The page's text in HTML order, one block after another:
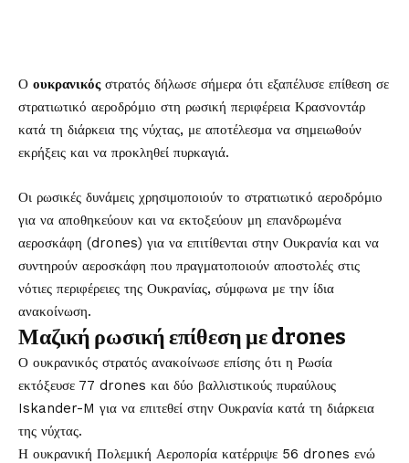
Ο ουκρανικός στρατός δήλωσε σήμερα ότι εξαπέλυσε επίθεση σε
στρατιωτικό αεροδρόμιο στη ρωσική περιφέρεια Κρασνοντάρ
κατά τη διάρκεια της νύχτας, με αποτέλεσμα να σημειωθούν
εκρήξεις και να προκληθεί πυρκαγιά.
Οι ρωσικές δυνάμεις χρησιμοποιούν το στρατιωτικό αεροδρόμιο
για να αποθηκεύουν και να εκτοξεύουν μη επανδρωμένα
αεροσκάφη (drones) για να επιτίθενται στην Ουκρανία και να
συντηρούν αεροσκάφη που πραγματοποιούν αποστολές στις
νότιες περιφέρειες της Ουκρανίας, σύμφωνα με την ίδια
ανακοίνωση.
Μαζική ρωσική επίθεση με drones
Ο ουκρανικός στρατός ανακοίνωσε επίσης ότι η Ρωσία
εκτόξευσε 77 drones και δύο βαλλιστικούς πυραύλους
Iskander-M για να επιτεθεί στην Ουκρανία κατά τη διάρκεια
της νύχτας.
Η ουκρανική Πολεμική Αεροπορία κατέρριψε 56 drones ενώ